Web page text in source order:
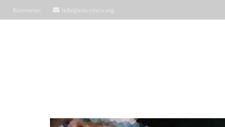
Контакты: info@edu-cisco.org